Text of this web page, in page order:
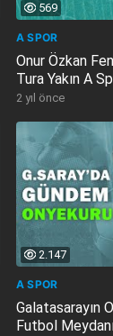
569
A SPOR
Onur Özkan
Tura Yakın A
16.04.2024
2 yıl önce
2.147
A SPOR
Galatasarayın
Futbol